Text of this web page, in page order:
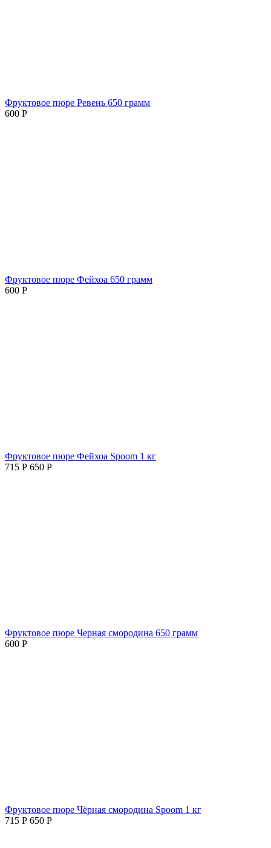
Фруктовое пюре Ревень 650 грамм
600 Р
Фруктовое пюре Фейхоа 650 грамм
600 Р
Фруктовое пюре Фейхоа Spoom 1 кг
715 Р 650 Р
Фруктовое пюре Черная смородина 650 грамм
600 Р
Фруктовое пюре Чёрная смородина Spoom 1 кг
715 Р 650 Р